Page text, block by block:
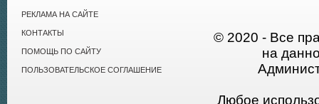
РЕКЛАМА НА САЙТЕ
КОНТАКТЫ
ПОМОЩЬ ПО САЙТУ
ПОЛЬЗОВАТЕЛЬСКОЕ СОГЛАШЕНИЕ
© 2020 - Все
на
Любое